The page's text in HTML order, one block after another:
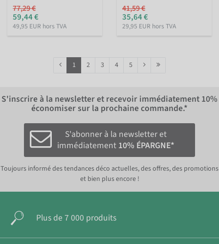
77,29 €
59,44 €
49,95 EUR hors TVA
41,59 €
35,64 €
29,95 EUR hors TVA
1 2 3 4 5
S'inscrire à la newsletter et recevoir immédiatement 10%
économiser sur la prochaine commande.*
S'abonner à la newsletter et
immédiatement 10% ÉPARGNE*
Toujours informé des tendances déco actuelles, des offres, des promotions
et bien plus encore !
Plus de 7 000 produits